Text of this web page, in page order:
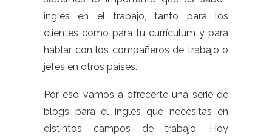
inglés en el trabajo, tanto para los
clientes como para tu currículum y para
hablar con los compañeros de trabajo o
jefes en otros países.
Por eso vamos a ofrecerte una serie de
blogs para el inglés que necesitas en
distintos campos de trabajo. Hoy